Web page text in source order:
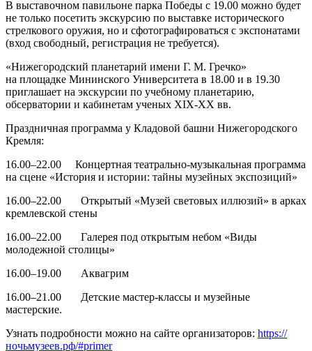
В выставочном павильоне парка Победы с 19.00 можно будет
не только посетить экскурсию по выставке исторического
стрелкового оружия, но и сфотографироваться с экспонатами
(вход свободный, регистрация не требуется).
«Нижегородский планетарий имени Г. М. Гречко»
на площадке Мининского Университета в 18.00 и в 19.30
приглашает на экскурсии по учебному планетарию,
обсерватории и кабинетам ученых XIX-ХХ вв.
Праздничная программа у Кладовой башни Нижегородского
Кремля:
16.00–22.00 Концертная театрально-музыкальная программа
на сцене «История и истории: тайны музейных экспозиций»
16.00–22.00 Открытый «Музей световых иллюзий» в арках
кремлевской стены
16.00–22.00 Галерея под открытым небом «Виды
молодежной столицы»
16.00–19.00 Аквагрим
16.00–21.00 Детские мастер-классы и музейные
мастерские.
Узнать подробности можно на сайте организаторов: https://
ночьмузеев.рф/#primer